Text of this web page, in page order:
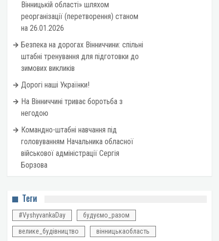
Вінницькій області» шляхом
реорганізації (перетворення) станом
на 26.01.2026
Безпека на дорогах Вінниччини: спільні
штабні тренування для підготовки до
зимових викликів
Дорогі наші Українки!
На Вінниччині триває боротьба з
негодою
Командно-штабні навчання під
головуванням Начальника обласної
військової адміністрації Сергія
Борзова
Теги
#VyshyvankaDay будуємо_разом
велике_будівництво вінницькаобласть